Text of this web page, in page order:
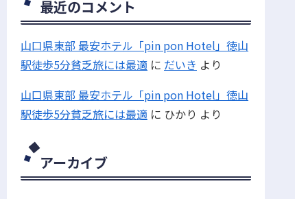
最近のコメント
山口県東部 最安ホテル「pin pon Hotel」徳山
駅徒歩5分貧乏旅には最適 に だいき より
山口県東部 最安ホテル「pin pon Hotel」徳山
駅徒歩5分貧乏旅には最適 に ひかり より
アーカイブ